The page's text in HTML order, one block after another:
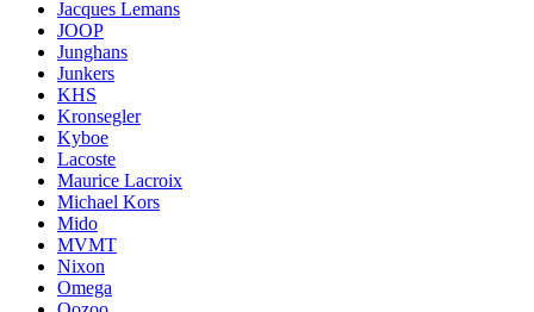
Jacques Lemans
JOOP
Junghans
Junkers
KHS
Kronsegler
Kyboe
Lacoste
Maurice Lacroix
Michael Kors
Mido
MVMT
Nixon
Omega